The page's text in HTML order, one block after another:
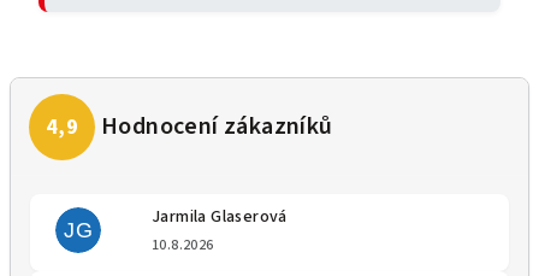
JG
Jarmila Glaserová
10.8.2026